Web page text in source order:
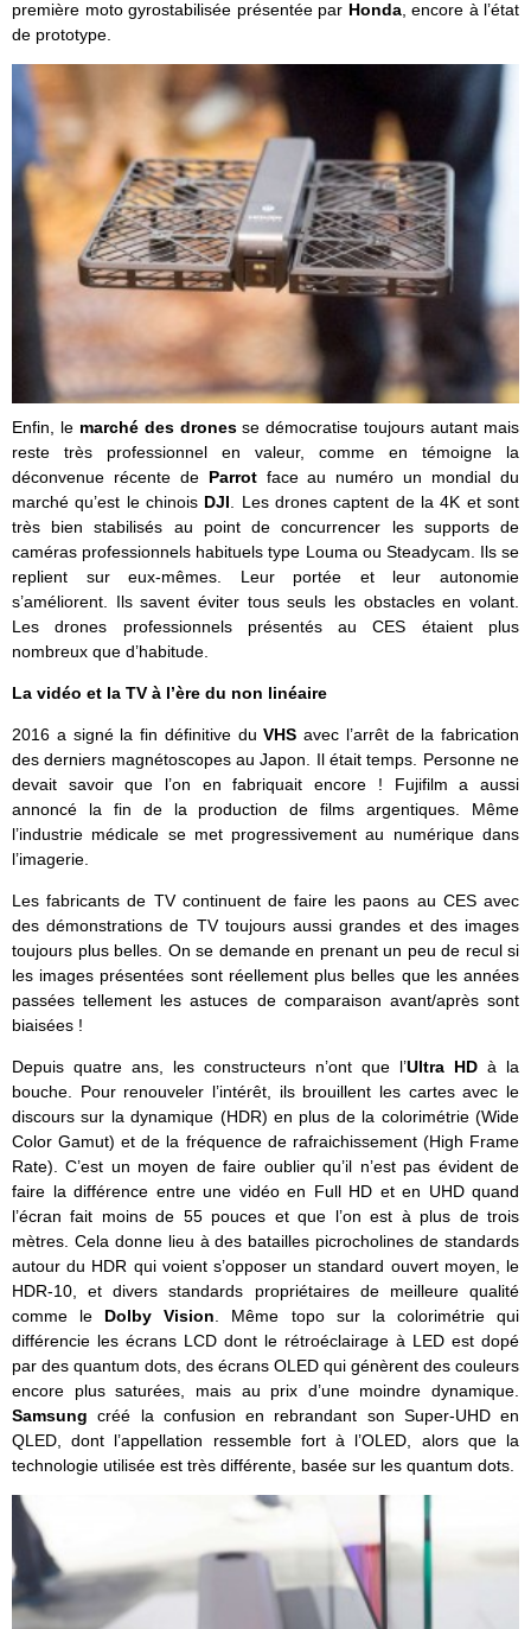
première moto gyrostabilisée présentée par Honda, encore à l’état
de prototype.
Enfin, le marché des dronesse démocratise toujours autant mais
reste très professionnel en valeur, comme en témoigne la
déconvenue récente de Parrotface au numéro un mondial du
marché qu’est le chinois DJI . Les drones captent de la 4K et sont
très bien stabilisés au point de concurrencer les supports de
caméras professionnels habituels type Louma ou Steadycam. Ils se
replient sur eux-mêmes. Leur portée et leur autonomie
s’améliorent. Ils savent éviter tous seuls les obstacles en volant.
Les drones professionnels présentés au CES étaient plus
nombreux que d’habitude.
La vidéo et la TV à l’ère du non linéaire
2016 a signé la fin définitive duVHS avec l’arrêt de la fabrication
des derniers magnétoscopes au Japon. Il était temps. Personne ne
devait savoir que l’on en fabriquait encore ! Fujifilm a aussi
annoncé la fin de la production de films argentiques. Même
l’industrie médicale se met progressivement au numérique dans
l’imagerie.
Les fabricants de TV continuent de faire les paons au CES avec
des démonstrations de TV toujours aussi grandes et des images
toujours plus belles. On se demande en prenant un peu de recul si
les images présentées sont réellement plus belles que les années
passées tellement les astuces de comparaison avant/après sont
biaisées !
Depuis quatre ans, les constructeurs n’ont que l’Ultra HD à la
bouche. Pour renouveler l’intérêt, ils brouillent les cartes avec le
discours sur la dynamique (HDR) en plus de la colorimétrie (Wide
Color Gamut) et de la fréquence de rafraichissement (High Frame
Rate). C’est un moyen de faire oublier qu’il n’est pas évident de
faire la différence entre une vidéo en Full HD et en UHD quand
l’écran fait moins de 55 pouces et que l’on est à plus de trois
mètres. Cela donne lieu à des batailles picrocholines de standards
autour du HDR qui voient s’opposer un standard ouvert moyen, le
HDR-10, et divers standards propriétaires de meilleure qualité
comme le Dolby Vision . Même topo sur la colorimétrie qui
différencie les écrans LCD dont le rétroéclairage à LED est dopé
par des quantum dots, des écrans OLED qui génèrent des couleurs
encore plus saturées, mais au prix d’une moindre dynamique.
Samsung créé la confusion en rebrandant son Super-UHD en
QLED, dont l’appellation ressemble fort à l’OLED, alors que la
technologie utilisée est très différente, basée sur les quantum dots.